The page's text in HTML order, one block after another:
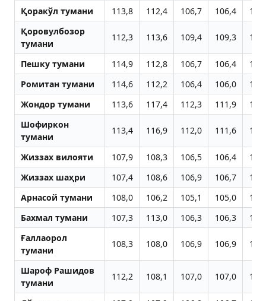
Қоракўл тумани
113,8 112,4 106,7 106,4
Қоровулбозор
тумани
112,3 113,6 109,4 109,3
Пешку тумани 114,9 112,8 106,7 106,4
Ромитан тумани
114,6 112,2 106,4 106,0
Жондор тумани
113,6 117,4 112,3 111,9
Шофиркон
тумани
113,4 116,9 112,0 111,6
Жиззах вилояти 107,9 108,3 106,5 106,4
Жиззах шаҳри
107,4 108,6 106,9 106,7
Aрнасой тумани
108,0 106,2 105,1 105,0
Бахмал тумани
107,3 113,0 106,3 106,3
Ғаллаорол
тумани
108,3 108,0 106,9 106,9
Шароф Рашидов
тумани
112,2 108,1 107,0 107,0